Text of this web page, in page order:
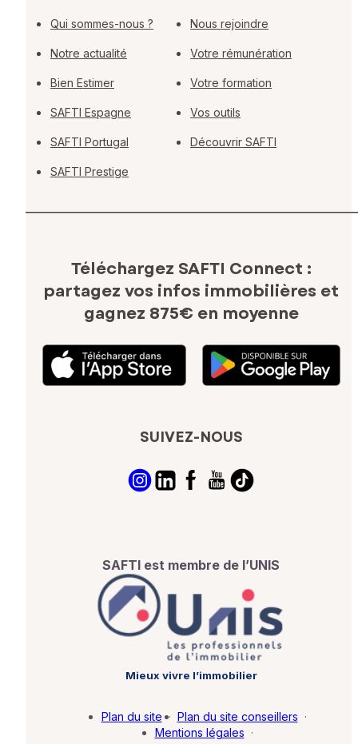
Qui sommes-nous ?
Notre actualité
Bien Estimer
SAFTI Espagne
SAFTI Portugal
SAFTI Prestige
Nous rejoindre
Votre rémunération
Votre formation
Vos outils
Découvrir SAFTI
Téléchargez SAFTI Connect :
partagez vos infos immobilières et
gagnez 875€ en moyenne
SUIVEZ-NOUS
SAFTI est membre de l’UNIS
Mieux vivre l’immobilier
Plan du site · Plan du site conseillers ·
Mentions légales ·